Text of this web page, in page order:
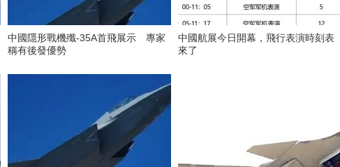
中國隱形戰機殲-35A首飛展示 專家
稱有後發優勢
中國航展今日開幕，飛行表演時刻表
來了